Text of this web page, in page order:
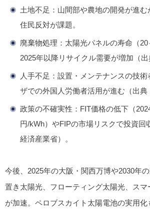
土地不足 ：山間部や農地の開発が進
住民反対が課題。
廃棄物処理 ：太陽光パネルの寿命（20
2025年以降リサイクル需要が増加（出
人手不足 ：設置・メンテナンスの技
ザでの外国人労働者活用が進む（出典
政策の不確実性 ：FIT価格の低下（
円/kWh）やFIPの市場リスクで投資回
経済産業省）。
今後、2025年の大阪・関西万博や2030年
置き太陽光、フローティング太陽光、ス
が加速。ペロブスカイト太陽電池の実用化